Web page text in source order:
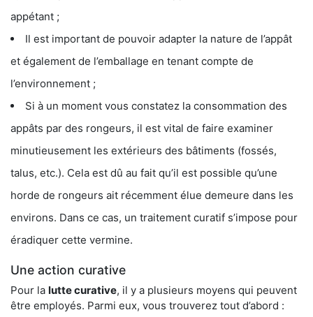
appétant ;
Il est important de pouvoir adapter la nature de l’appât
et également de l’emballage en tenant compte de
l’environnement ;
Si à un moment vous constatez la consommation des
appâts par des rongeurs, il est vital de faire examiner
minutieusement les extérieurs des bâtiments (fossés,
talus, etc.). Cela est dû au fait qu’il est possible qu’une
horde de rongeurs ait récemment élue demeure dans les
environs. Dans ce cas, un traitement curatif s’impose pour
éradiquer cette vermine.
Une action curative
Pour la lutte curative, il y a plusieurs moyens qui peuvent
être employés. Parmi eux, vous trouverez tout d’abord :